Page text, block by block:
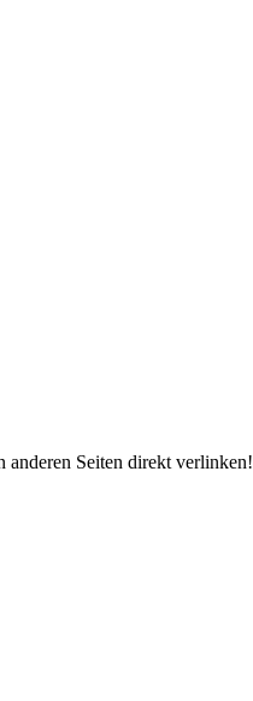
anderen Seiten direkt verlinken!